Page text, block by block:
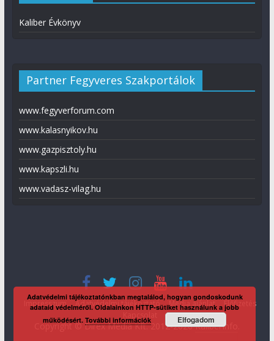
Kaliber Évkönyv
Partner Fegyveres Szakportálok
www.fegyverforum.com
www.kalasnyikov.hu
www.gazpisztoly.hu
www.kapszli.hu
www.vadasz-vilag.hu
Impresszum Adatvédelmi tájékoztató Média ajánlat
Előfizetés
Copyright © Direx Média Kft. 2012-2026KaliberInfo
Adatvédelmi tájékoztatónkban megtalálod, hogyan gondoskodunk
adataid védelméről. Oldalainkon HTTP-sütiket használunk a jobb
működésért.További információk Elfogadom